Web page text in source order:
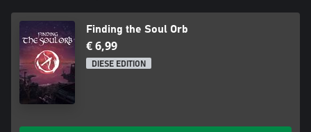
Finding the Soul Orb
€ 6,99
DIESE EDITION